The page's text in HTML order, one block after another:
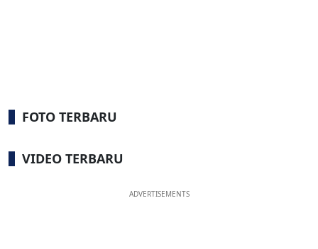
FOTO TERBARU
VIDEO TERBARU
ADVERTISEMENTS